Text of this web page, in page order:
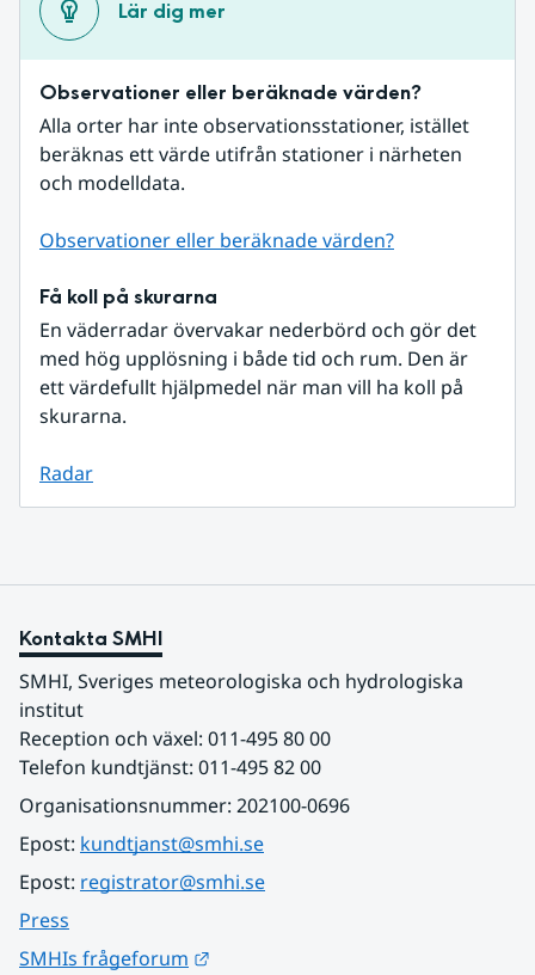
Lär dig mer
Observationer eller beräknade värden?
Alla orter har inte observationsstationer, istället
beräknas ett värde utifrån stationer i närheten
och modelldata.
Observationer eller beräknade värden?
Få koll på skurarna
En väderradar övervakar nederbörd och gör det
med hög upplösning i både tid och rum. Den är
ett värdefullt hjälpmedel när man vill ha koll på
skurarna.
Radar
Kontakta SMHI
SMHI, Sveriges meteorologiska och hydrologiska
institut
Reception och växel: 011-495 80 00
Telefon kundtjänst: 011-495 82 00
Organisationsnummer: 202100-0696
Epost: kundtjanst@smhi.se
Epost: registrator@smhi.se
Press
SMHIs frågeforum